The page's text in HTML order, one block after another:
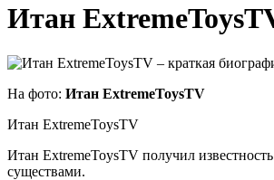
Итан
На фото: Итан ExtremeToysTV
Итан ExtremeToysTV
Итан ExtremeToysTV получил
существами.